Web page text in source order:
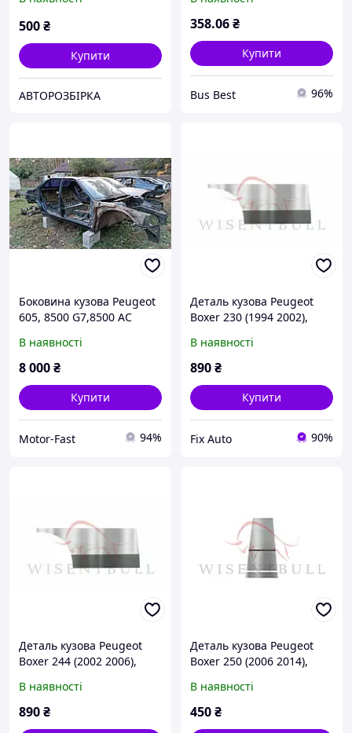
500₴
Купити
АВТОРОЗБІРКА
Боксер
358.06₴
Купити
Bus Best 96%
Боковина кузова Peugeot
605, 8500 G7,8500 AC
В наявності
8 000₴
Купити
Motor-Fast 94%
Деталь кузова Peugeot
Boxer 230 (1994 2002),
В наявності
890₴
Купити
Fix Auto 90%
Деталь кузова Peugeot
Boxer 244 (2002 2006),
В наявності
890₴
Деталь кузова Peugeot
Boxer 250 (2006 2014),
В наявності
450₴